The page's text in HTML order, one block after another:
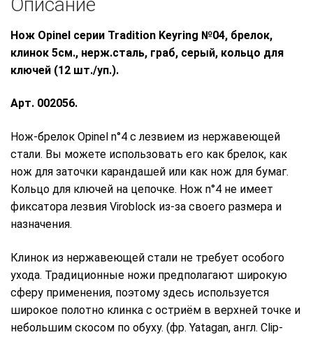
Нож Opinel серии Tradition Keyring №04, брелок,
клинок 5см., нерж.сталь, граб, серый, кольцо для
ключей (12 шт./уп.).
Арт. 002056.
Нож-брелок Opinel n°4 с лезвием из нержавеющей
стали. Вы можете использовать его как брелок, как
нож для заточки карандашей или как нож для бумаг.
Кольцо для ключей на цепочке. Нож n°4 не имеет
фиксатора лезвия Viroblock из-за своего размера и
назначения.
Клинок из нержавеющей стали не требует особого
ухода. Традиционные ножи предполагают широкую
сферу применения, поэтому здесь используется
широкое полотно клинка с остриём в верхней точке и
небольшим скосом по обуху. (фр. Yatagan, англ. Clip-